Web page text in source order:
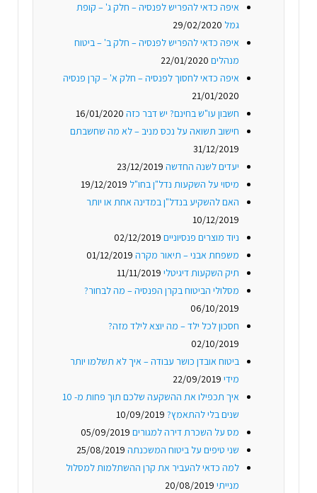
איפה כדאי להפריש לפנסיה – חלק ג' – קופת
גמל 29/02/2020
איפה כדאי להפריש לפנסיה – חלק ב' – ביטוח
מנהלים 22/01/2020
איפה כדאי לחסוך לפנסיה – חלק א' – קרן פנסיה
21/01/2020
חשבון עו"ש בחינם? יש דבר כזה 16/01/2020
חישוב תשואה על נכס מניב – לא מה שחשבתם
31/12/2019
יעדים לשנה החדשה 23/12/2019
מיסוי על השקעות נדל"ן בחו"ל 19/12/2019
האם להשקיע בנדל"ן במדינה אחת או יותר
10/12/2019
ניוד מוצרים פנסיוניים 02/12/2019
משפחת אבני – תיאור מקרה 01/12/2019
תיק השקעות דיגיטלי 11/11/2019
מסלולי הביטוח בקרן הפנסיה – מה לבחור?
06/10/2019
חסכון לכל ילד – מה יוצא לילד מזה?
02/10/2019
ביטוח אובדן כושר עבודה – איך לא תשלמו יותר
מידי 22/09/2019
איך תכפילו את ההשקעה שלכם תוך פחות מ- 10
שנים בלי להתאמץ? 10/09/2019
מס על השכרת דירה למגורים 05/09/2019
שני טיפים על ביטוח המשכנתה 25/08/2019
למה כדאי להעביר את קרן ההשתלמות למסלול
מנייתי 20/08/2019